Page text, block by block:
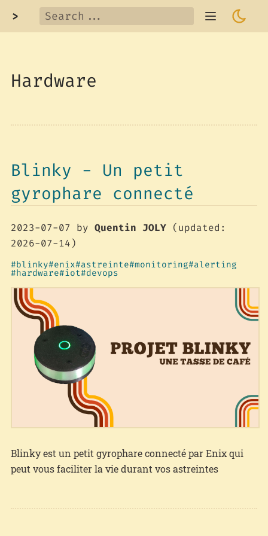
>
Hardware
Blinky - Un petit
gyrophare connecté
2023-07-07 by Quentin JOLY(updated:
2026-07-14)
blinky enix astreinte monitoring alerting
hardware iot devops
Blinky est un petit gyrophare connecté par Enix qui
peut vous faciliter la vie durant vos astreintes